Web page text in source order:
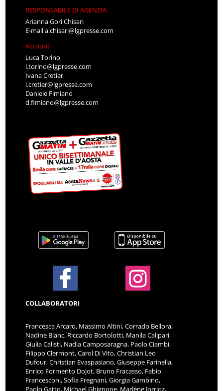
RESPONSABILE DI AGENZIA
Arianna Gori Chisari
E-maila.chisari@lgpresse.com
Account
Luca Torino
l.torino@lgpresse.com
Ivana Cretier
i.cretier@lgpresse.com
Daniele Fimiano
d.fimiano@lgpresse.com
COLLABORATORI
Francesca Arcaro, Massimo Altini, Corrado Bellora,
Nadine Blanc, Riccardo Bortolotti, Manila Calipari,
Giulia Calisti, Nadia Camposaragna, Paolo Ciambi,
Filippo Clermont, Carol Di Vito, Christian Leo
Dufour, Christian Evaspasiano, Giuseppe Farinella,
Enrico Formento Dojot, Bruno Fracasso, Fabio
Francesconi, Sofia Fregnani, Giorgia Gambino,
Paolo Gatto, Michael Ghignone, Marlène Jorrioz,